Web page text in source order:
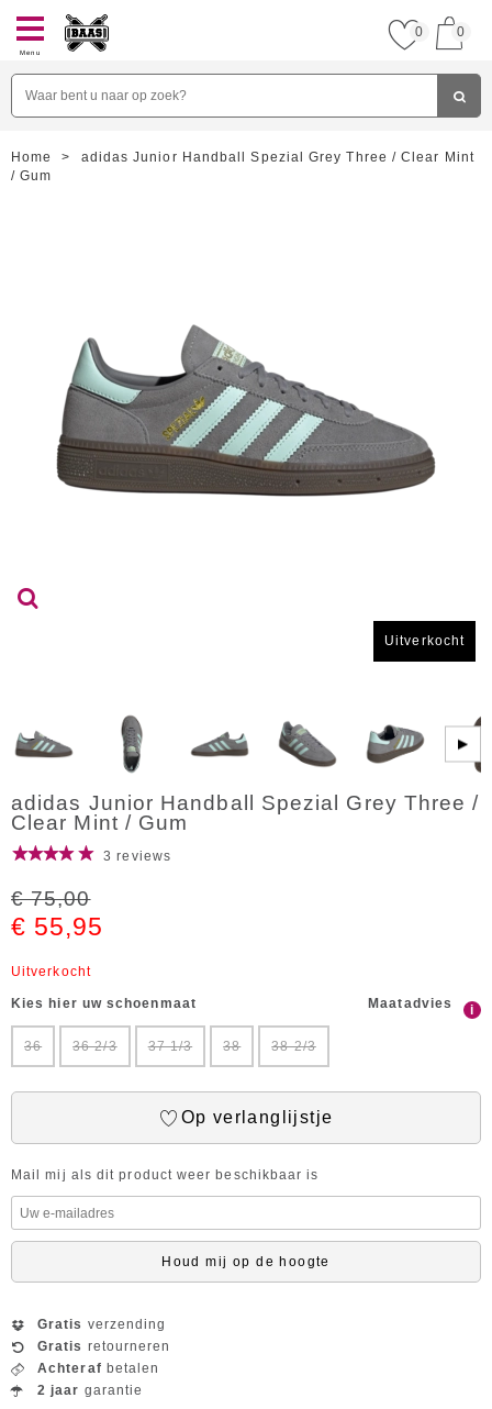
Menu
0 0
Home >
adidas Junior Handball Spezial Grey Three / Clear Mint
/ Gum
Uitverkocht
▶
adidas Junior Handball Spezial Grey Three /
Clear Mint / Gum
3 reviews
€ 75,00
€ 55,95
Uitverkocht
Kies hier uw schoenmaat Maatadvies i
36 36 2/3 37 1/3 38 38 2/3
Op verlanglijstje
Mail mij als dit product weer beschikbaar is
Houd mij op de hoogte
Gratis verzending
Gratis retourneren
Achteraf betalen
2 jaar garantie